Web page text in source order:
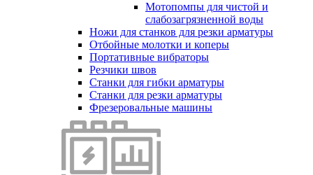
Мотопомпы для чистой и
слабозагрязненной воды
Ножи для станков для резки арматуры
Отбойные молотки и коперы
Портативные вибраторы
Резчики швов
Станки для гибки арматуры
Станки для резки арматуры
Фрезеровальные машины